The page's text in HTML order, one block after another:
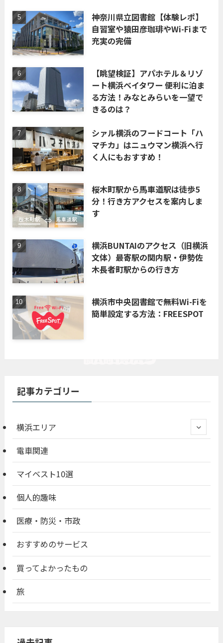
神奈川県立図書館【体験レポ】
自習室や猿田彦珈琲やWi-Fiまで
充実の完備
【眺望検証】アパホテル＆リゾ
ート横浜ベイタワー 便利に泊ま
る方法！みなとみらいを一望で
きるのは？
シァル横浜のフードコート「ハ
マチカ」はニュウマン横浜へ行
く人にもおすすめ！
桜木町駅から馬車道駅は徒歩5
分！行き方アクセスを案内しま
す
横浜BUNTAIのアクセス（旧横浜
文体）最寄駅の関内駅・伊勢佐
木長者町駅からの行き方
横浜市中央図書館で無料Wi-Fiを
簡単設定する方法：FREESPOT
記事カテゴリー
横浜エリア
電車関連
マイベスト10選
個人的趣味
医療・防災・市政
おすすめのサービス
買ってよかったもの
旅